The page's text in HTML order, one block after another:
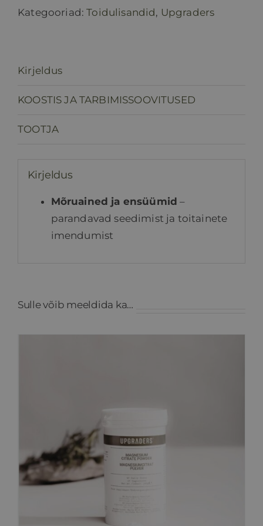
Kategooriad:Toidulisandid, Upgraders
Kirjeldus
KOOSTIS JA TARBIMISSOOVITUSED
TOOTJA
Kirjeldus
Mõruained ja ensüümid –
parandavad seedimist ja toitainete
imendumist
Sulle võib meeldida ka…